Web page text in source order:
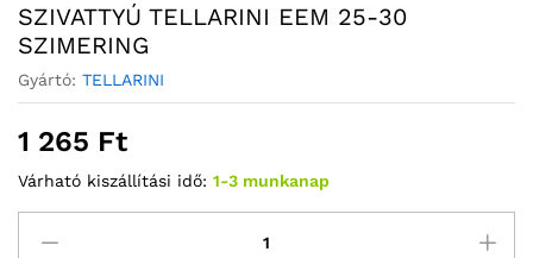
SZIVATTYÚ TELLARINI EEM 25-30
SZIMERING
Gyártó: TELLARINI
1 265 Ft
Várható kiszállítási idő: 1-3 munkanap